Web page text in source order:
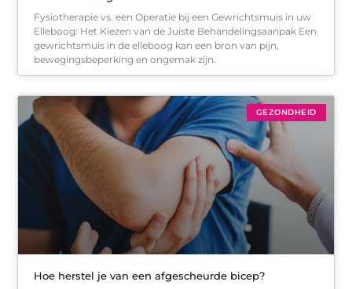
Fysiotherapie vs. een Operatie bij een Gewrichtsmuis in uw
Elleboog: Het Kiezen van de Juiste Behandelingsaanpak Een
gewrichtsmuis in de elleboog kan een bron van pijn,
bewegingsbeperking en ongemak zijn.
GEZONDHEID
Hoe herstel je van een afgescheurde bicep?